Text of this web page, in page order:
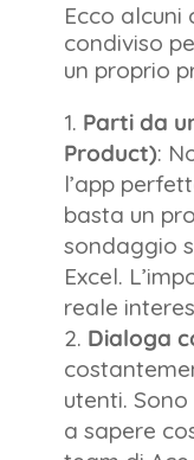
Ecco alcuni
condiviso
un proprio
Parti da
Product):
l’app
basta un
sondaggio
Excel.
reale
Dialoga
utenti.
a sapere